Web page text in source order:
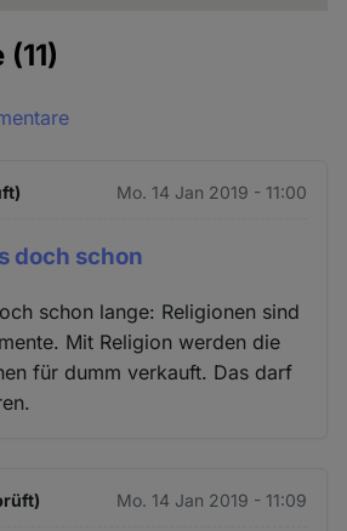
(11)
Mo. 14 Jan 2019 - 11:00
doch schon
schon lange: Religionen sind
Mit Religion werden die
für dumm verkauft. Das darf
Mo. 14 Jan 2019 - 11:09